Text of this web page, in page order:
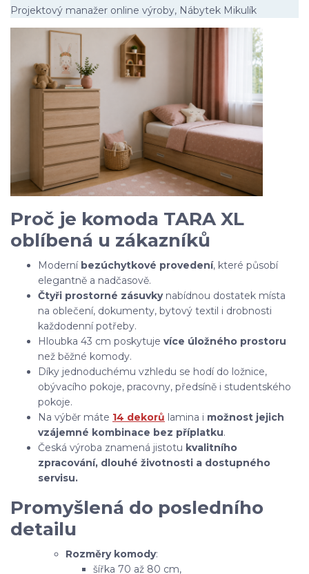
Projektový manažer online výroby, Nábytek Mikulík
Proč je komoda TARA XL
oblíbená u zákazníků
Moderní bezúchytkové provedení, které působí
elegantně a nadčasově.
Čtyři prostorné zásuvkynabídnou dostatek místa
na oblečení, dokumenty, bytový textil i drobnosti
každodenní potřeby.
Hloubka 43 cm poskytuje více úložného prostoru
než běžné komody.
Díky jednoduchému vzhledu se hodí do ložnice,
obývacího pokoje, pracovny, předsíně i studentského
pokoje.
Na výběr máte 14 dekorů lamina i možnost jejich
vzájemné kombinace bez příplatku.
Česká výroba znamená jistotu kvalitního
zpracování, dlouhé životnosti a dostupného
servisu.
Promyšlená do posledního
detailu
Rozměry komody:
šířka 70 až 80 cm,